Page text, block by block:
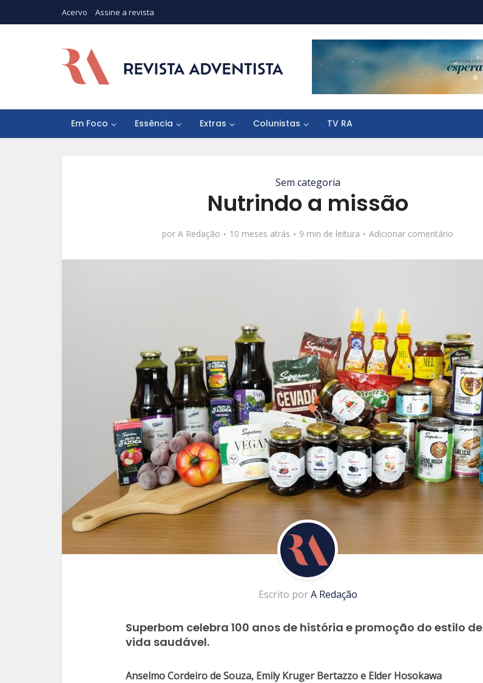
Acervo Assine a revista
Em Foco Essência Extras Colunistas TV RA
Sem categoria
Nutrindo a missão
por A Redação 10 meses atrás 9 min de leitura Adicionar comentário
Escrito porA Redação
Superbom celebra 100 anos de história e promoção do estilo de
vida saudável.
Anselmo Cordeiro de Souza, Emily Kruger Bertazzo e Elder Hosokawa